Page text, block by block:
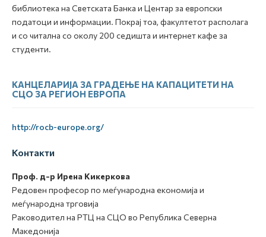
библиотека на Светската Банка и Центар за европски
податоци и информации. Покрај тоа, факултетот располага
и со читална со околу 200 седишта и интернет кафе за
студенти.
КАНЦЕЛАРИЈА ЗА ГРАДЕЊЕ НА КАПАЦИТЕТИ НА
СЦО ЗА РЕГИОН ЕВРОПА
http://rocb-europe.org/
Контакти
Проф. д-р Ирена Кикеркова
Редовен професор по меѓународна економија и
меѓународна трговија
Раководител на РТЦ на СЦО во Република Северна
Македонија